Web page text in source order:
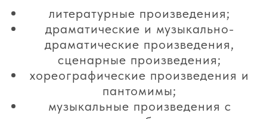
литературные произведения;
драматические и музыкально-
драматические произведения,
сценарные произведения;
хореографические произведения и
пантомимы;
музыкальные произведения с